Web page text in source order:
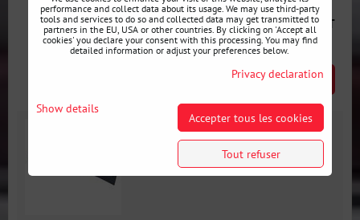
102 €incl. VAT
AJOUTER AU PANIER
performance and collect data about its usage. We may use third-party
tools and services to do so and collected data may get transmitted to
partners in the EU, USA or other countries. By clicking on 'Accept all
cookies' you declare your consent with this processing. You may find
detailed information or adjust your preferences below.
Privacy declaration
Show details
Accepter tous les cookies
Tout refuser